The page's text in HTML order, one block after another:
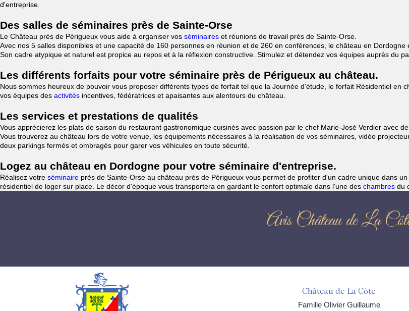
d'entreprise.
Des salles de séminaires près de Sainte-Orse
Le Château près de Périgueux vous aide à organiser vos séminaires et réunions de travail près de Sainte-Orse.
Avec nos 5 salles disponibles et une capacité de 160 personnes en réunion et de 260 en conférences, le château en Dordogne
Son cadre atypique et naturel est propice au repos et à la réflexion constructive. Stimulez et détendez vos équipes auprès du
Les différents forfaits pour votre séminaire près de Périgueux au château.
Nous sommes heureux de pouvoir vous proposer différents types de forfait tel que la Journée d'étude, le forfait Résidentiel
vos équipes des activités incentives, fédératrices et apaisantes aux alentours du château.
Les services et prestations de qualités
Vous apprécierez les plats de saison du restaurant gastronomique cuisinés avec passion par le chef Marie-José Verdier avec
Vous trouverez au château lors de votre venue, les équipements nécessaires à la réalisation de vos séminaires, vidéo
deux parkings fermés et ombragés pour garer vos véhicules en toute sécurité.
Logez au château en Dordogne pour votre séminaire d'entreprise.
Réalisez votre séminaire près de Sainte-Orse au château prés de Périgueux vous permet de profiter d'un cadre unique dans
résidentiel de loger sur place. Le décor d'époque vous transportera en gardant le confort optimale dans l'une des chambres du
Avis Château de La
Château de La Côte
Famille Olivier Guillaume